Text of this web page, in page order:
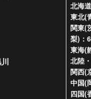
北海
東北(
関東(
梨)：
東海(
北陸
関西(
中国(
四国(